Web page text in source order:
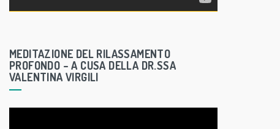
a
r
MEDITAZIONE DEL RILASSAMENTO
PROFONDO – A CUSA DELLA DR.SSA
VALENTINA VIRGILI